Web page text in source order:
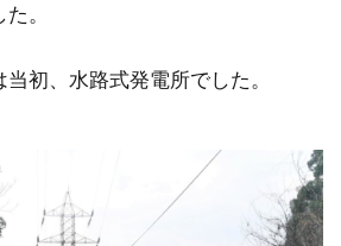
。
初、水路式発電所でした。